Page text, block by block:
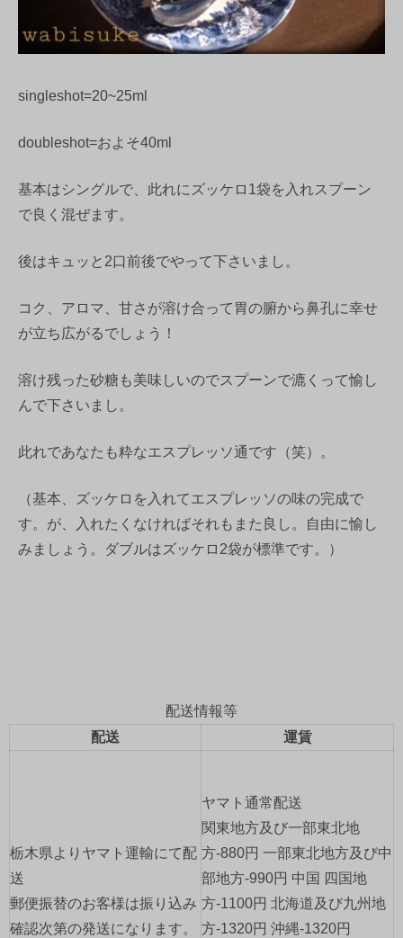
singleshot=20~25ml
doubleshot=およそ40ml
基本はシングルで、此れにズッケロ1袋を入れスプーン
で良く混ぜます。
後はキュッと2口前後でやって下さいまし。
コク、アロマ、甘さが溶け合って胃の腑から鼻孔に幸せ
が立ち広がるでしょう！
溶け残った砂糖も美味しいのでスプーンで漉くって愉し
んで下さいまし。
此れであなたも粋なエスプレッソ通です（笑）。
（基本、ズッケロを入れてエスプレッソの味の完成で
す。が、入れたくなければそれもまた良し。自由に愉し
みましょう。ダブルはズッケロ2袋が標準です。）
配送情報等
配送
運賃
栃木県よりヤマト運輸にて配
送
郵便振替のお客様は振り込み
確認次第の発送になります。
ヤマト通常配送
関東地方及び一部東北地
方-880円 一部東北地方及び中
部地方-990円 中国 四国地
方-1100円 北海道及び九州地
方-1320円 沖縄-1320円